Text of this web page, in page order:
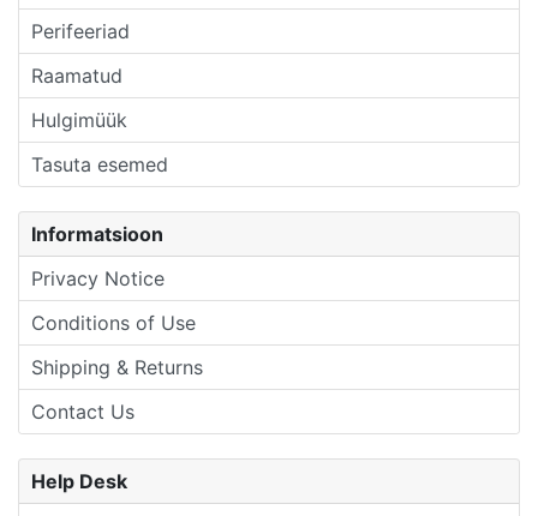
Perifeeriad
Raamatud
Hulgimüük
Tasuta esemed
Informatsioon
Privacy Notice
Conditions of Use
Shipping & Returns
Contact Us
Help Desk